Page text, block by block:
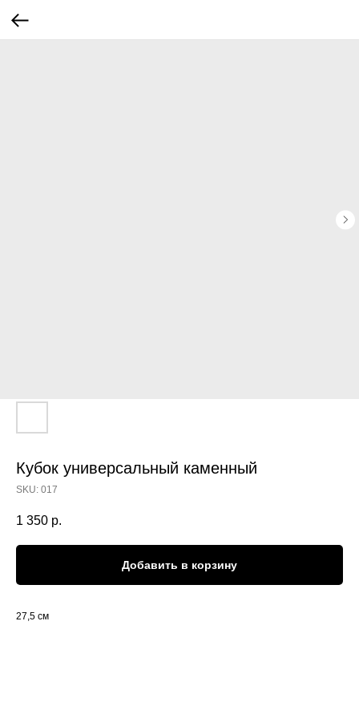
Кубок универсальный каменный
SKU: 017
1 350 р.
Добавить в корзину
27,5 см